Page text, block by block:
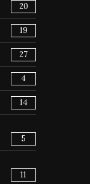
20
19
27
4
14
5
11